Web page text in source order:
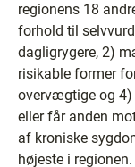
regionens 18
forhold til
dagligrygere, 2)
risikable former
overvægtige og 4)
eller får anden
af kroniske
højeste i regionen.